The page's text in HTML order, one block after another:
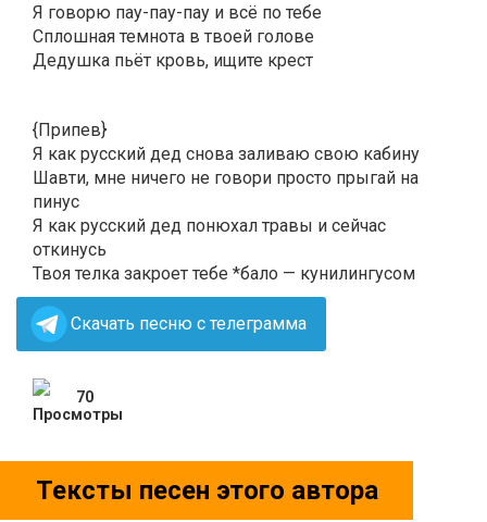
Я говорю пау-пау-пау и всё по тебе
Сплошная темнота в твоей голове
Дедушка пьёт кровь, ищите крест
{Припев}
Я как русский дед снова заливаю свою кабину
Шавти, мне ничего не говори просто прыгай на
пинус
Я как русский дед понюхал травы и сейчас
откинусь
Твоя телка закроет тебе *бало — кунилингусом
Скачать песню с телеграмма
70
Тексты песен этого автора